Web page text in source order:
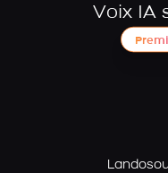
Voix IA